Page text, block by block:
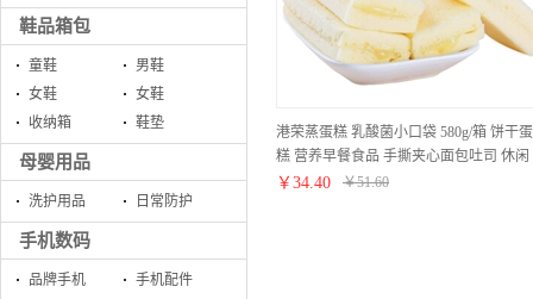
鞋品箱包
童鞋
男鞋
女鞋
女鞋
收纳箱
鞋垫
母婴用品
洗护用品 日常防护
手机数码
品牌手机
手机配件
港荣蒸蛋糕 乳酸菌小口袋 580g/箱 饼干蛋
糕 营养早餐食品 手撕夹心面包吐司 休闲
零食小吃
￥ 34.40 ￥51.60